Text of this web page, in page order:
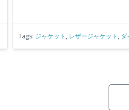
Tags: ジャケット , レザージャケット , ダ